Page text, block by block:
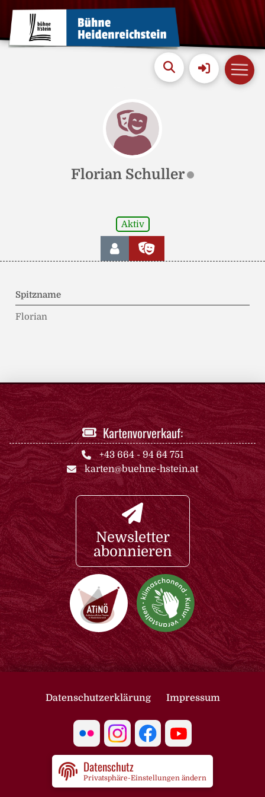
Florian Schuller
Aktiv
Spitzname
Florian
Kartenvorverkauf:
+43 664 - 94 64 751
karten@buehne-hstein.at
Newsletter
abonnieren
Datenschutzerklärung Impressum
Datenschutz
Privatsphäre-Einstellungen ändern